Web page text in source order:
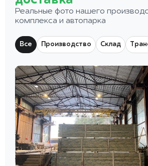
Реальные фото нашего
комплекса и автопарка
Все Производство Склад